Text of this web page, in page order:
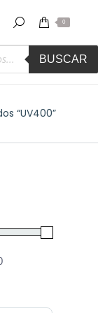
0
BUSCAR
“UV400”
Price
Price